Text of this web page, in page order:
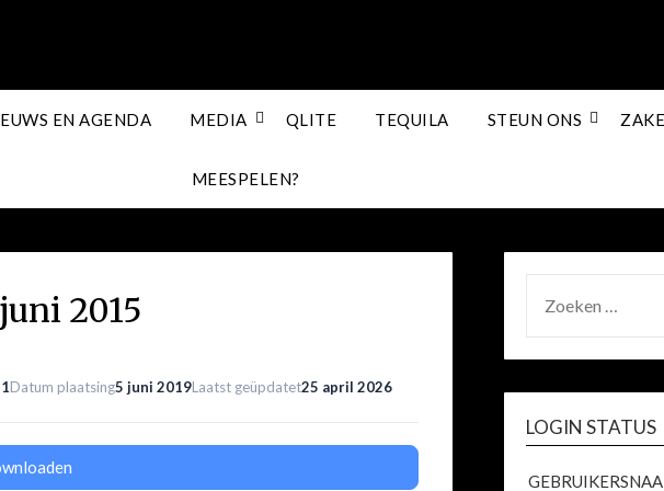
EN AGENDA MEDIA QLITE TEQUILA STEUN ONS
MEESPELEN?
2015
1Datum plaatsing5 juni 2019Laatst geüpdatet25 april 2026
NAAR:
LOGIN STATUS